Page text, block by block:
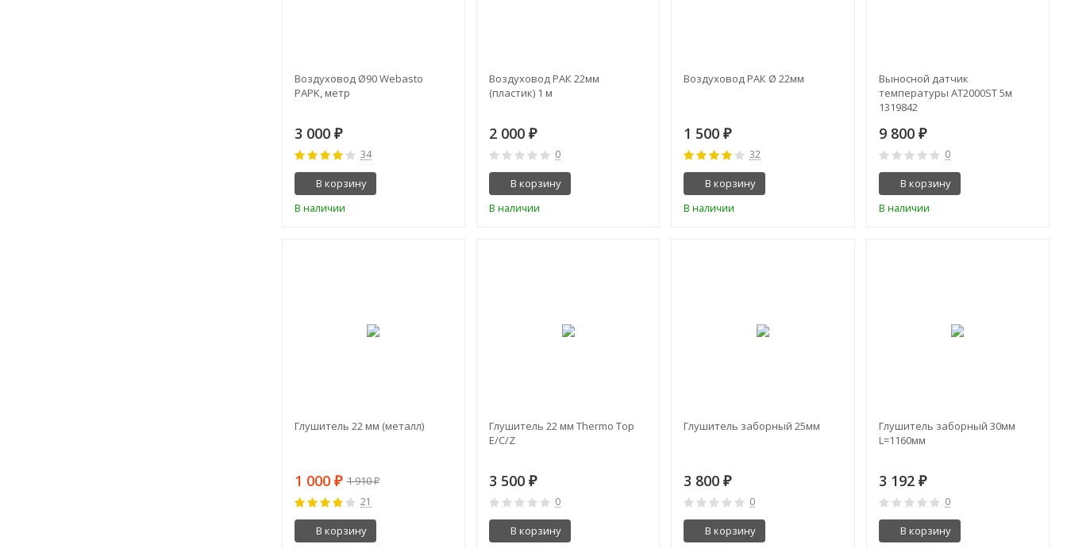
Воздуховод Ø90 Webasto
PAPK, метр
3 000 ₽
34
В корзину
В наличии
Воздуховод РАК 22мм
(пластик) 1 м
2 000 ₽
0
В корзину
В наличии
Воздуховод РАК Ø 22мм
1 500₽
32
В корзину
В наличии
Выносной датчик
температуры AT2000ST 5м
1319842
9 800 ₽
0
В корзину
В наличии
Глушитель 22 мм (металл)
1 000 ₽ 1 910₽
21
В корзину
Глушитель 22 мм Thermo Top
E/C/Z
3 500 ₽
0
В корзину
Глушитель заборный 25мм
3 800₽
0
В корзину
Глушитель заборный 30мм
L=1160мм
3 192 ₽
0
В корзину